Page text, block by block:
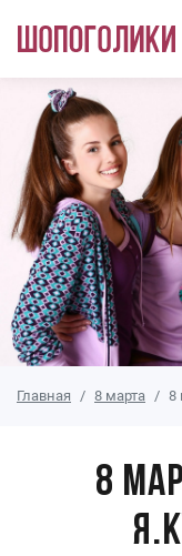
Перейти к
Главная 8 марта 8
8